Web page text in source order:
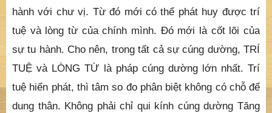
hành với chư vị. Từ đó mới có thể phát huy được trí
tuệ và lòng từ của chính mình. Đó mới là cốt lõi của
sự tu hành. Cho nên, trong tất cả sự cúng dường, TRÍ
TUỆ và LÒNG TỪ là pháp cúng dường lớn nhất. Trí
tuệ hiển phát, thì tâm so đo phân biệt không có chỗ để
dung thân. Không phải chỉ qui kính cúng dường Tăng